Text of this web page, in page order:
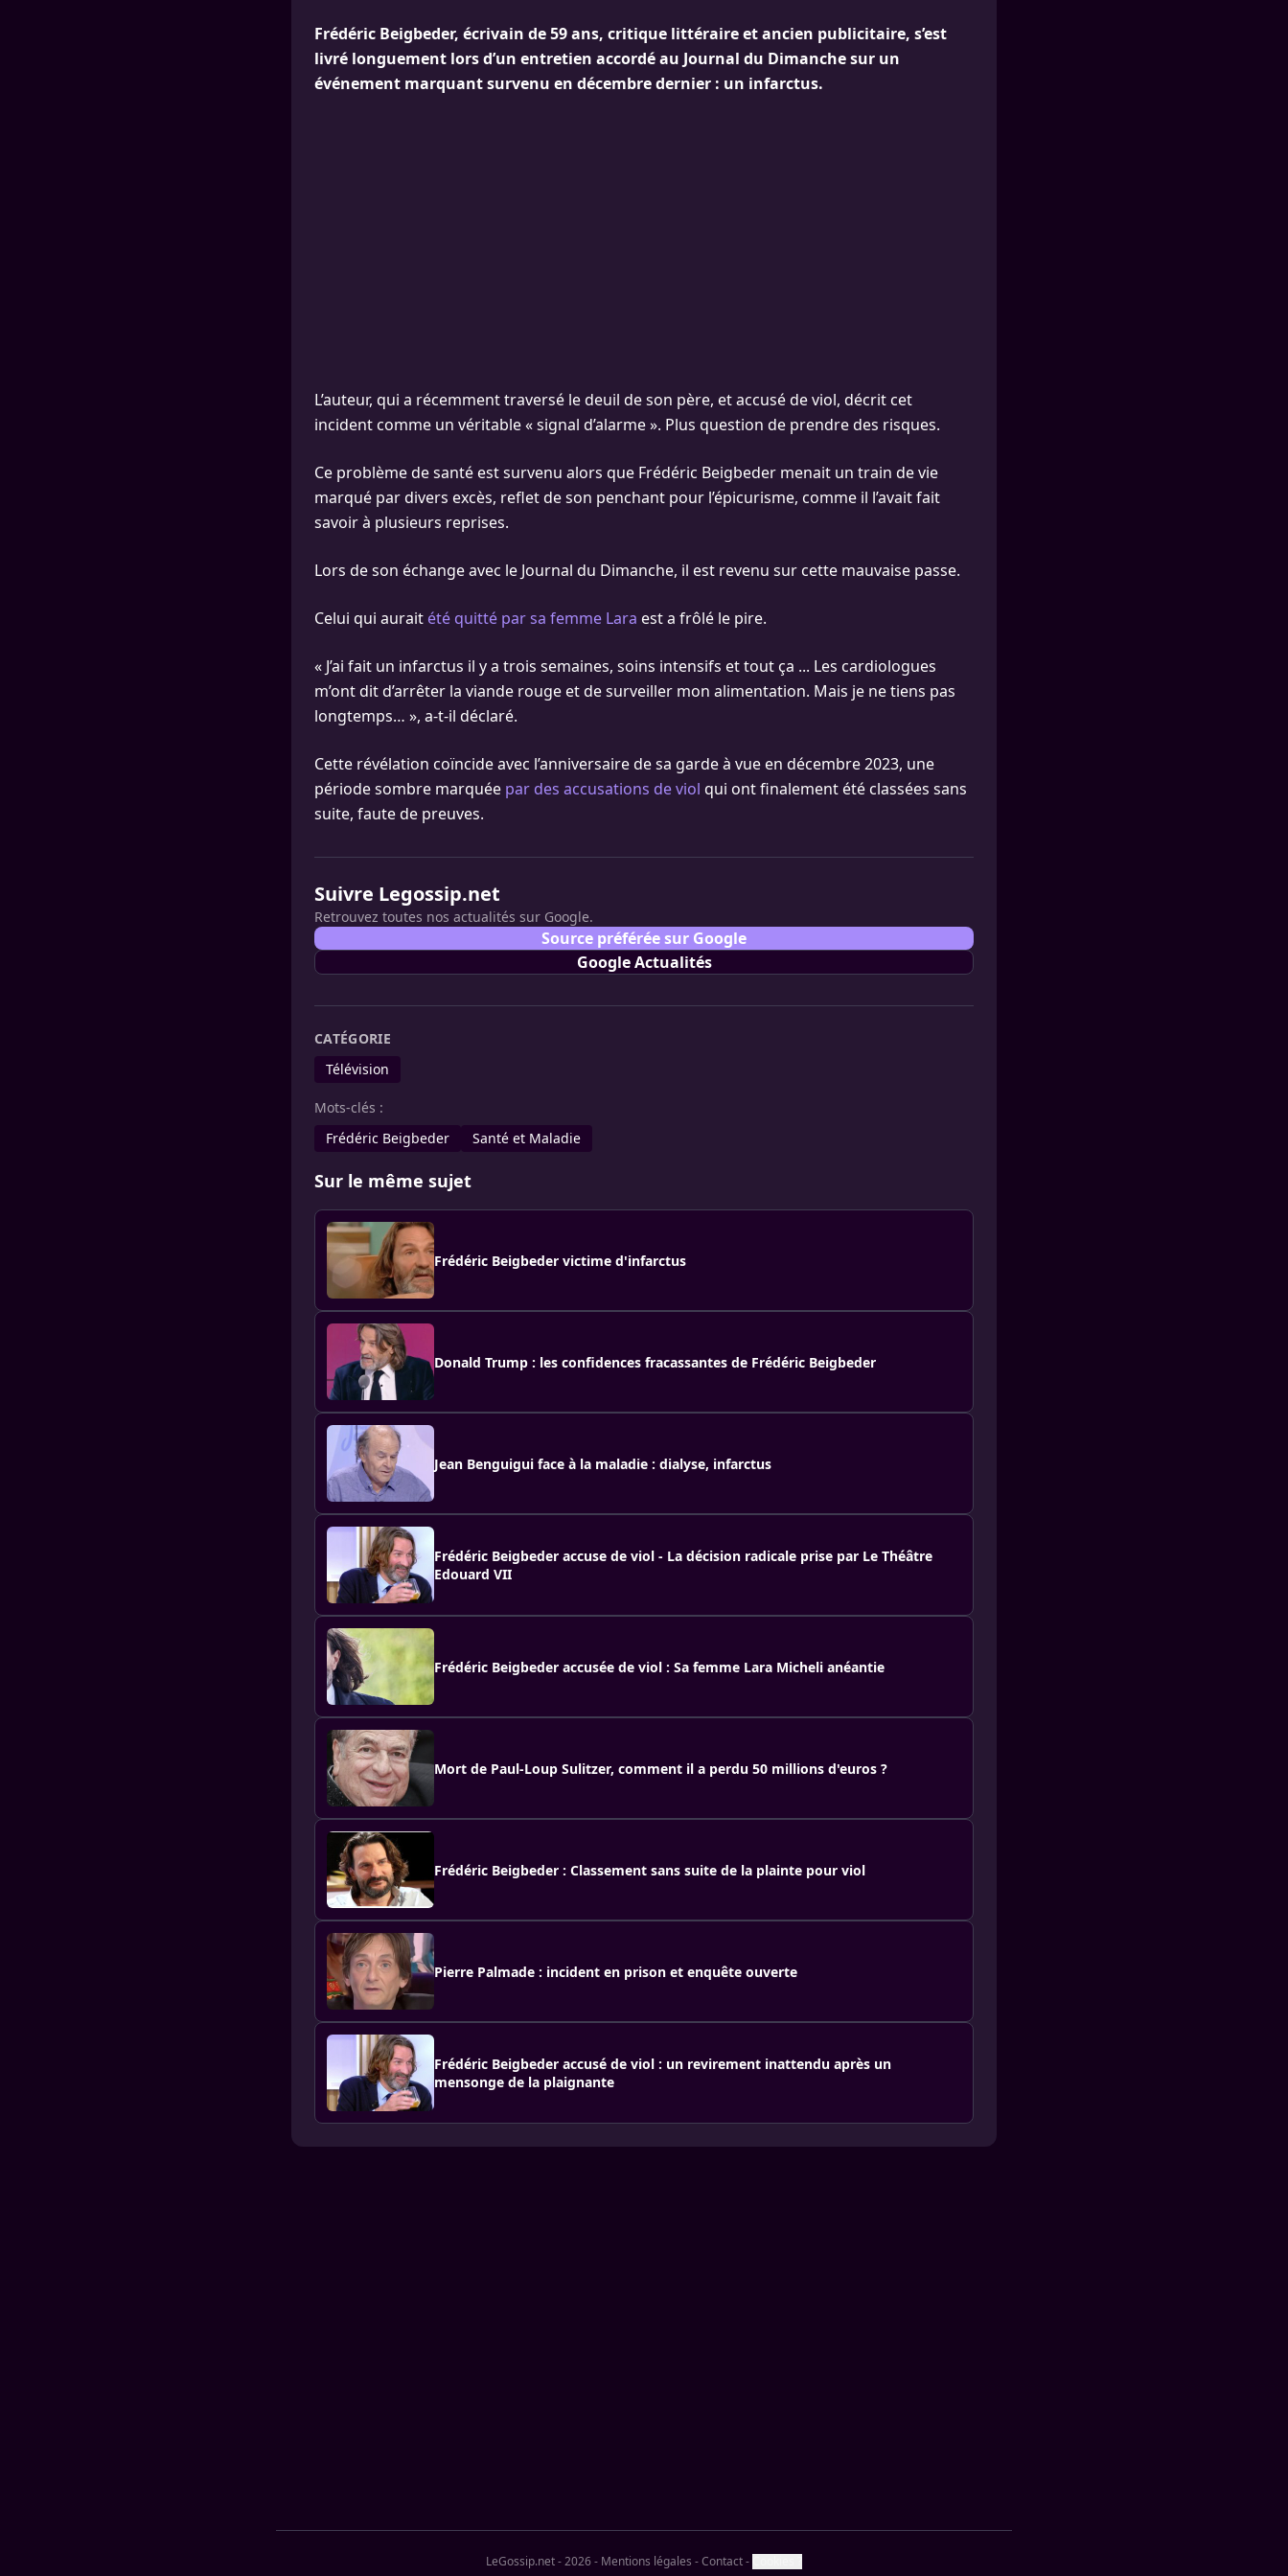
Frédéric Beigbeder, écrivain de 59 ans, critique littéraire et ancien publicitaire, s’est
livré longuement lors d’un entretien accordé au Journal du Dimanche sur un
événement marquant survenu en décembre dernier : un infarctus.
L’auteur, qui a récemment traversé le deuil de son père, et accusé de viol, décrit cet
incident comme un véritable « signal d’alarme ». Plus question de prendre des risques.
Ce problème de santé est survenu alors que Frédéric Beigbeder menait un train de vie
marqué par divers excès, reflet de son penchant pour l’épicurisme, comme il l’avait fait
savoir à plusieurs reprises.
Lors de son échange avec le Journal du Dimanche, il est revenu sur cette mauvaise passe.
Celui qui aurait été quitté par sa femme Lara est a frôlé le pire.
« J’ai fait un infarctus il y a trois semaines, soins intensifs et tout ça ... Les cardiologues
m’ont dit d’arrêter la viande rouge et de surveiller mon alimentation. Mais je ne tiens pas
longtemps… », a-t-il déclaré.
Cette révélation coïncide avec l’anniversaire de sa garde à vue en décembre 2023, une
période sombre marquée par des accusations de viol qui ont finalement été classées sans
suite, faute de preuves.
Suivre Legossip.net
Retrouvez toutes nos actualités sur Google.
Source préférée sur Google
Google Actualités
CATÉGORIE
Télévision
Mots-clés :
Frédéric Beigbeder
Santé et Maladie
Sur le même sujet
Frédéric Beigbeder victime d'infarctus
Donald Trump : les confidences fracassantes de Frédéric Beigbeder
Jean Benguigui face à la maladie : dialyse, infarctus
Frédéric Beigbeder accuse de viol - La décision radicale prise par Le Théâtre
Edouard VII
Frédéric Beigbeder accusée de viol : Sa femme Lara Micheli anéantie
Mort de Paul-Loup Sulitzer, comment il a perdu 50 millions d'euros ?
Frédéric Beigbeder : Classement sans suite de la plainte pour viol
Pierre Palmade : incident en prison et enquête ouverte
Frédéric Beigbeder accusé de viol : un revirement inattendu après un
mensonge de la plaignante
LeGossip.net - 2026- Mentions légales -Contact-